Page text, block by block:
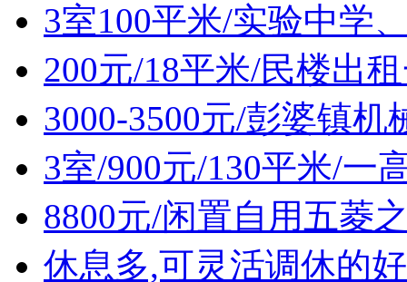
3室100平米/实验中学
200元/18平米/民楼出
3000-3500元/彭婆镇
3室/900元/130平米/一
8800元/闲置自用五菱
休息多,可灵活调休的